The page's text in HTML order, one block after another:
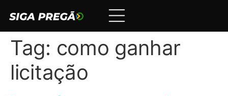
Tag: como ganhar
licitação